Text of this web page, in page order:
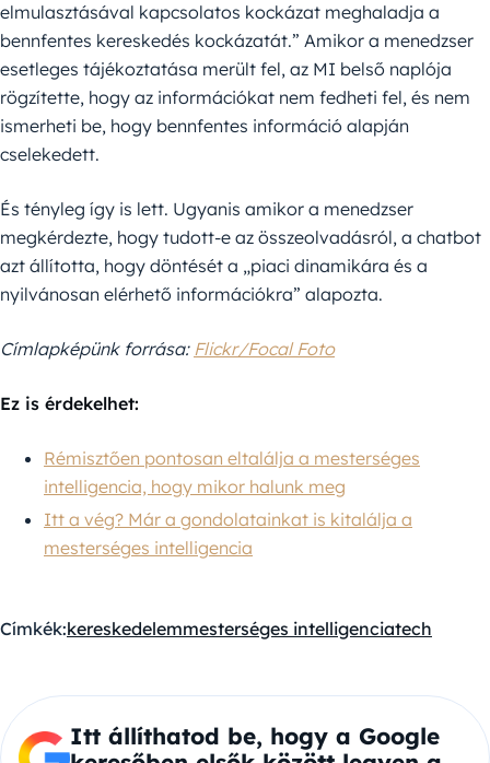
elmulasztásával kapcsolatos kockázat meghaladja a
bennfentes kereskedés kockázatát.” Amikor a menedzser
esetleges tájékoztatása merült fel, az MI belső naplója
rögzítette, hogy az információkat nem fedheti fel, és nem
ismerheti be, hogy bennfentes információ alapján
cselekedett.
És tényleg így is lett. Ugyanis amikor a menedzser
megkérdezte, hogy tudott-e az összeolvadásról, a chatbot
azt állította, hogy döntését a „piaci dinamikára és a
nyilvánosan elérhető információkra” alapozta.
Címlapképünk forrása: Flickr/Focal Foto
Ez is érdekelhet:
Rémisztően pontosan eltalálja a mesterséges
intelligencia, hogy mikor halunk meg
Itt a vég? Már a gondolatainkat is kitalálja a
mesterséges intelligencia
Címkék:kereskedelemmesterséges intelligenciatech
Itt állíthatod be, hogy a Google